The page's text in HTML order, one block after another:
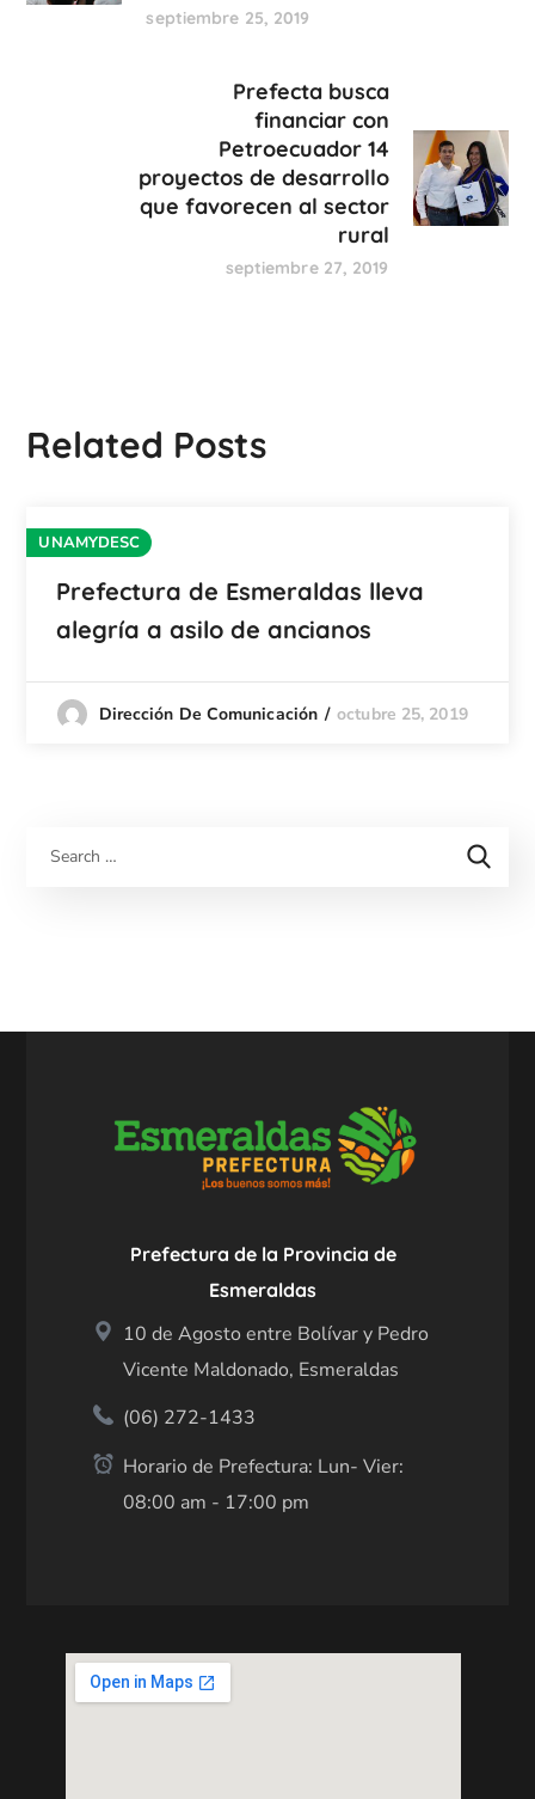
septiembre 25, 2019
Prefecta busca
financiar con
Petroecuador 14
proyectos de desarrollo
que favorecen al sector
rural
septiembre 27, 2019
Related Posts
UNAMYDESC
Prefectura de Esmeraldas lleva
alegría a asilo de ancianos
Dirección De Comunicación octubre 25, 2019
Prefectura de la Provincia de
Esmeraldas
10 de Agosto entre Bolívar y Pedro
Vicente Maldonado, Esmeraldas
(06) 272-1433
Horario de Prefectura: Lun- Vier:
08:00 am - 17:00 pm